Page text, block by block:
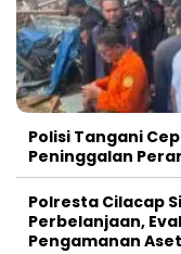
Polisi Tangani
Peninggalan
Polresta Cilacap
Perbelanjaan,
Pengamanan Aset